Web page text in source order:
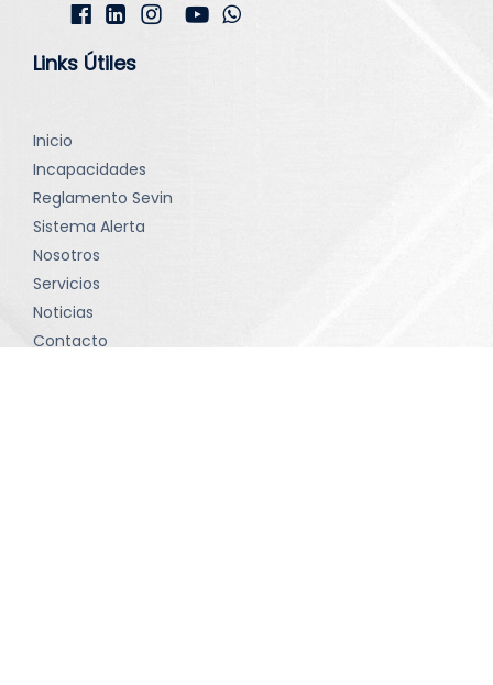
Links Útiles
Inicio
Incapacidades
Reglamento Sevin
Sistema Alerta
Nosotros
Servicios
Noticias
Contacto